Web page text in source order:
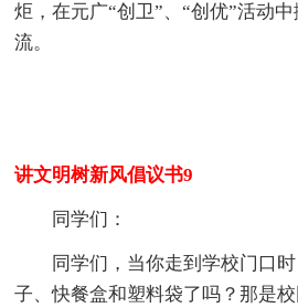
炬，在元广“创卫”、“创优”活动
流。
讲文明树新风倡议书9
同学们：
同学们，当你走到学校门口
子、快餐盒和塑料袋了吗？那是